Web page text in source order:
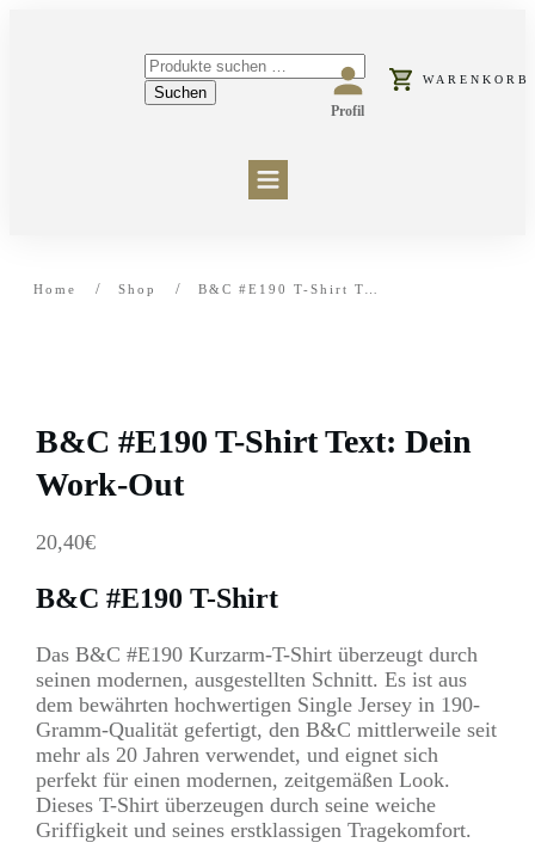
Suchen
nach:
Suchen
Profil
WARENKORB
Home / Shop /
B&C #E190 T-Shirt Text: Dein
Work-Out
20,40€
B&C #E190 T-Shirt
Das B&C #E190 Kurzarm-T-Shirt überzeugt durch
seinen modernen, ausgestellten Schnitt. Es ist aus
dem bewährten hochwertigen Single Jersey in 190-
Gramm-Qualität gefertigt, den B&C mittlerweile seit
mehr als 20 Jahren verwendet, und eignet sich
perfekt für einen modernen, zeitgemäßen Look.
Dieses T-Shirt überzeugen durch seine weiche
Griffigkeit und seines erstklassigen Tragekomfort.